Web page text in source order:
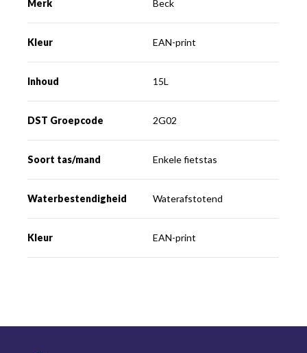
Merk Beck
Kleur EAN-print
Inhoud 15L
DST Groepcode 2G02
Soort tas/mand Enkele fietstas
Waterbestendigheid Waterafstotend
Kleur EAN-print